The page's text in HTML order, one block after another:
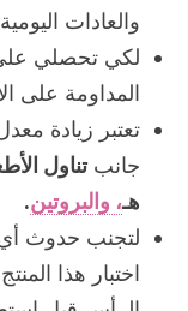
والعادات
لكي تحصلي على
المداومة على
تعتبر زيادة
جانبتناول
هـ، والبروتين.
لتجنب حدوث
اختبار هذا